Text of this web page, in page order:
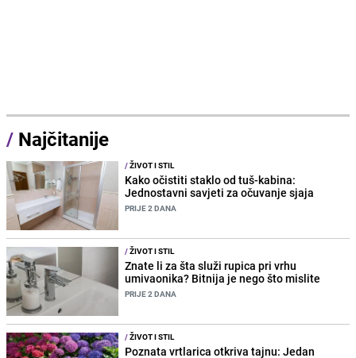
/ Najčitanije
/ŽIVOT I STIL
Kako očistiti staklo od tuš-kabina:
Jednostavni savjeti za očuvanje sjaja
PRIJE 2 DANA
/ŽIVOT I STIL
Znate li za šta služi rupica pri vrhu
umivaonika? Bitnija je nego što mislite
PRIJE 2 DANA
/ŽIVOT I STIL
Poznata vrtlarica otkriva tajnu: Jedan